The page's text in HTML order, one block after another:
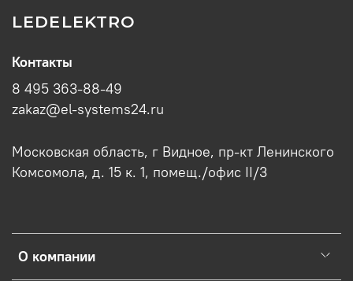
LEDELEKTRO
О компании
Контакты
8 495 363-88-49
zakaz@el-systems24.ru
Московская область, г Видное, пр-кт Ленинского
Комсомола, д. 15 к. 1, помещ./офис II/3